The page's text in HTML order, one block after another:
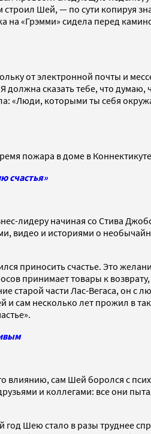
Шей, — по сути копируя
«Грэмми» сидела перед
от электронной почты и
сказать тебе, что
«Люди, которыми ты себя
пожара в доме в
счастья»
лидеру начиная со Стива
и историями о
приносить счастье. Это
принимает товары к
старой части Лас-Вегаса, он с
сам несколько лет прожил в
сам Шей боролся с
и коллегами: все они
Шею стало в разы труднее